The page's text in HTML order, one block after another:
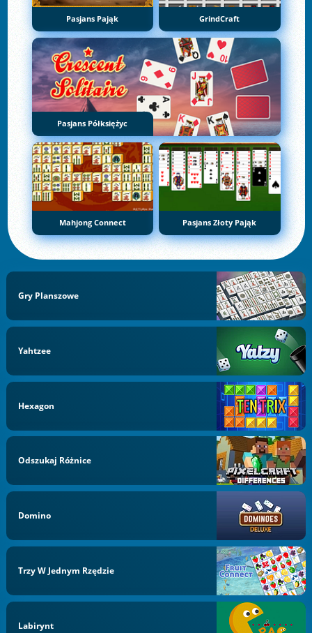
Pasjans Pająk GrindCraft
Pasjans Półksiężyc
Mahjong Connect Pasjans Złoty Pająk
Gry Planszowe
Yahtzee
Hexagon
Odszukaj Różnice
Domino
Trzy W Jednym Rzędzie
Labirynt